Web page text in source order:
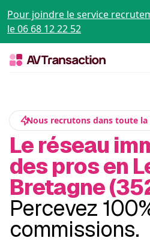
Pour joindre le service
le 06 68 12 22 52
Nous recrutons dans toute la
Le réseau
des pros en
Bretagne
Percevez
commissions.